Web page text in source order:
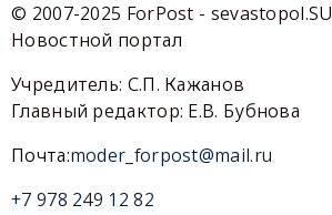
© 2007-2025 ForPost - sevastopol.SU
Новостной портал
Учредитель: С.П. Кажанов
Главный редактор: Е.В. Бубнова
Почта:moder_forpost@mail.ru
+7 978 249 12 82